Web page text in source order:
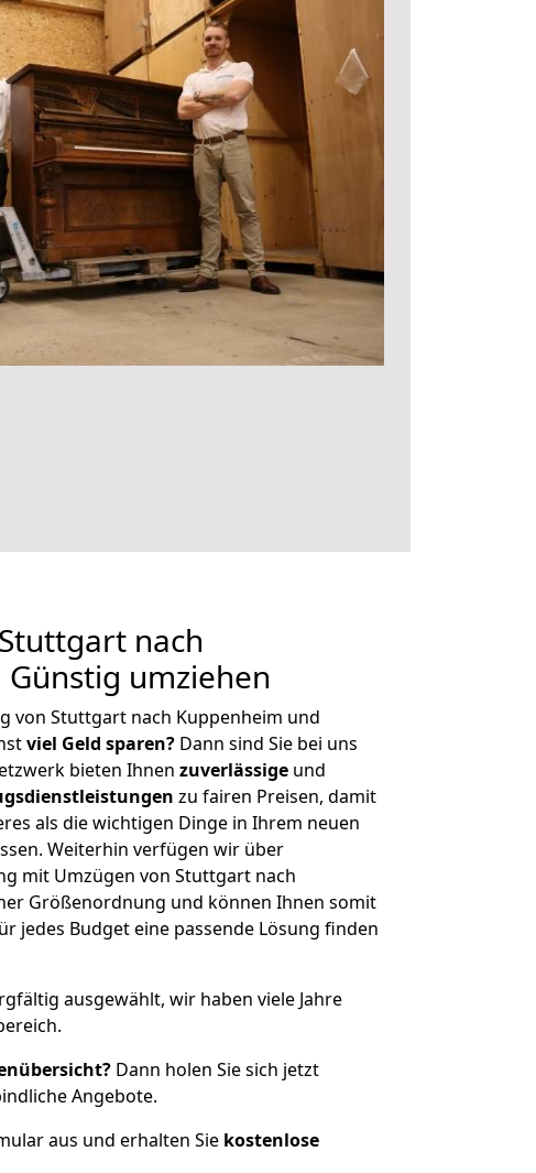
nach
umziehen
von Stuttgart nach Kuppenheim und
viel Geld sparen? Dann sind Sie bei uns
bieten Ihnen zuverlässige und
zu fairen Preisen, damit
als die wichtigen Dinge in Ihrem neuen
Weiterhin verfügen wir über
mit Umzügen von Stuttgart nach
Größenordnung und können Ihnen somit
jedes Budget eine passende Lösung finden
ausgewählt, wir haben viele Jahre
Dann holen Sie sich jetzt
Angebote.
aus und erhalten Sie kostenlose